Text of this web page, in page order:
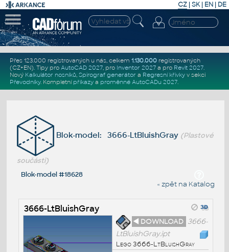
CZ | SK| EN | DE
Přes 123.000 registrovaných u nás, celkem 1.130.000registrovaných
(CZ+EN). Tipy pro AutoCAD 2027, pro Inventor 2027a pro Revit 2027.
Nový Kalkulátor nosníků, Spirograf generátor a Regresní křivkyv sekci
Převodníky. Kompletní příkazya proměnné AutoCADu 2027.
Blok-model: 3666-LtBluishGray (Plastové
součásti)
Blok-model #18628
« zpět na Katalog
3666-LtBluishGray
◄ DOWNLOAD 3666-
LtBluishGray.ipt
Lego 3666-LtBluishGray